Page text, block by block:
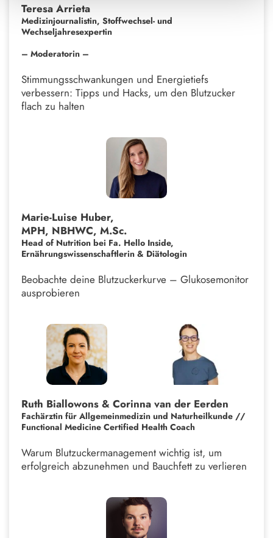
Teresa Arrieta
Medizinjournalistin, Stoffwechsel- und
Wechseljahresexpertin
– Moderatorin –
Stimmungsschwankungen und Energietiefs
verbessern: Tipps und Hacks, um den Blutzucker
flach zu halten
Marie-Luise Huber,
MPH, NBHWC, M.Sc.
Head of Nutrition bei Fa. Hello Inside,
Ernährungswissenschaftlerin & Diätologin
Beobachte deine Blutzuckerkurve – Glukosemonitor
ausprobieren
Ruth Biallowons & Corinna van der Eerden
Fachärztin für Allgemeinmedizin und Naturheilkunde //
Functional Medicine Certified Health Coach
Warum Blutzuckermanagement wichtig ist, um
erfolgreich abzunehmen und Bauchfett zu verlieren